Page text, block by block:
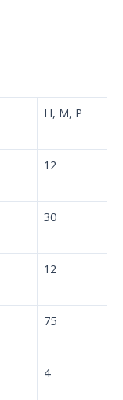
H, M, P
12
30
12
75
4